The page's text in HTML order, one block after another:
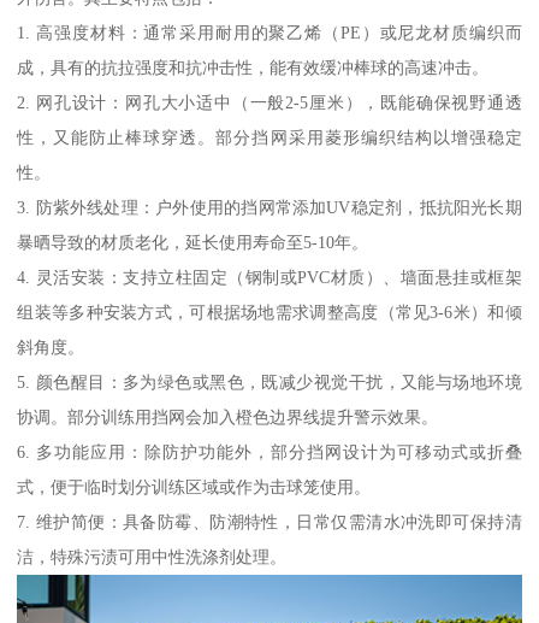
1. 高强度材料：通常采用耐用的聚乙烯（PE）或尼龙材质编织而
成，具有的抗拉强度和抗冲击性，能有效缓冲棒球的高速冲击。
2. 网孔设计：网孔大小适中（一般2-5厘米），既能确保视野通透
性，又能防止棒球穿透。部分挡网采用菱形编织结构以增强稳定
性。
3. 防紫外线处理：户外使用的挡网常添加UV稳定剂，抵抗阳光长期
暴晒导致的材质老化，延长使用寿命至5-10年。
4. 灵活安装：支持立柱固定（钢制或PVC材质）、墙面悬挂或框架
组装等多种安装方式，可根据场地需求调整高度（常见3-6米）和倾
斜角度。
5. 颜色醒目：多为绿色或黑色，既减少视觉干扰，又能与场地环境
协调。部分训练用挡网会加入橙色边界线提升警示效果。
6. 多功能应用：除防护功能外，部分挡网设计为可移动式或折叠
式，便于临时划分训练区域或作为击球笼使用。
7. 维护简便：具备防霉、防潮特性，日常仅需清水冲洗即可保持清
洁，特殊污渍可用中性洗涤剂处理。